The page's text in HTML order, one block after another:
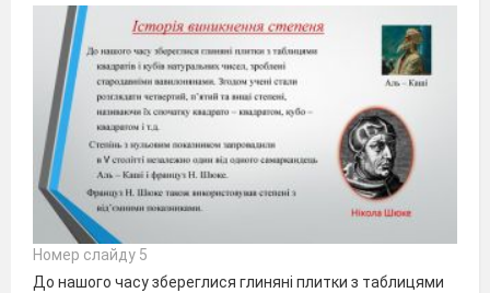
Номер слайду 5
До нашого часу збереглися глиняні плитки з таблицями